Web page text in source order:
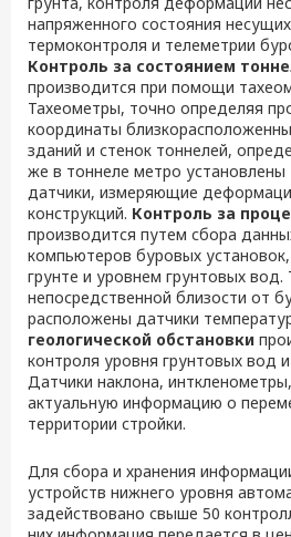
напряженного состояния
термоконтроля и телеметрии
Контроль за состоянием
производится при помощи
Тахеометры, точно определяя
координаты
зданий и стенок тоннелей,
же в тоннеле метро установлены
датчики, измеряющие
конструкций. Контроль за
производится путем сбора
компьютеров буровых
грунте и уровнем грунтовых вод.
непосредственной близости от
расположены датчики
геологической обстановки
контроля уровня грунтовых вод
Датчики наклона,
актуальную информацию о
территории стройки.
Для сбора и хранения
устройств нижнего уровня
задействовано свыше 50